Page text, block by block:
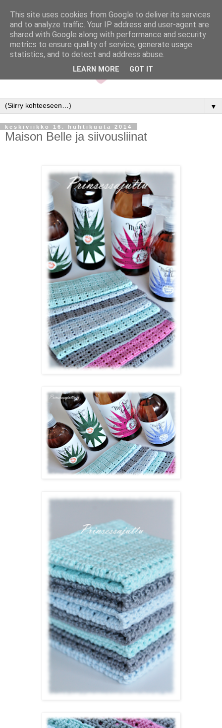
▼
keskiviikko 16. huhtikuuta 2014
Maison Belle ja siivousliinat
This site uses cookies from Google to deliver its services
and to analyze traffic. Your IP address and user-agent are
shared with Google along with performance and security
metrics to ensure quality of service, generate usage
statistics, and to detect and address abuse.
LEARN MORE GOT IT